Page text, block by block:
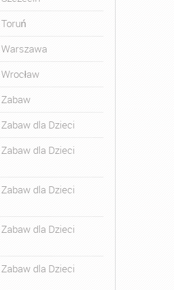
dla Dzieci
dla Dzieci
dla Dzieci
dla Dzieci
dla Dzieci